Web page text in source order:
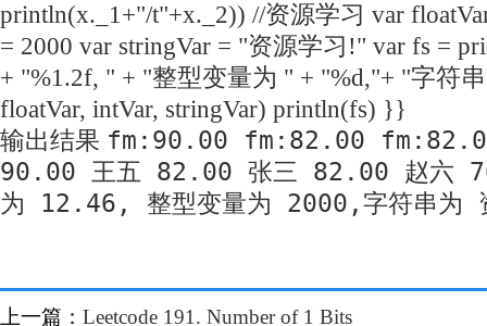
println(x._1+"/t"+x._2)) //资源学习 var
= 2000 var stringVar = "资源学习!" var fs =
+ "%1.2f, " + "整型变量为 " + "%d,"+ "字符
floatVar, intVar, stringVar) println(fs) }}
输出结果 fm:90.00 fm:82.00
90.00 王五 82.00 张三 82.00 赵六
为 12.46, 整型变量为 2000,字符串为
上一篇： Leetcode 191. Number of 1 Bits